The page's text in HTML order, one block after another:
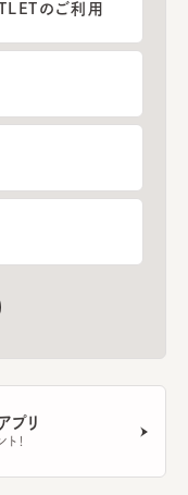
のご利用
プリ
！